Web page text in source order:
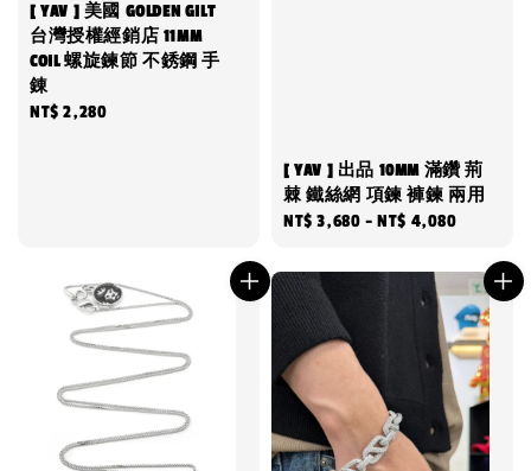
[ YAV ] 美國 GOLDEN GILT
台灣授權經銷店 11MM
COIL 螺旋鍊節 不銹鋼 手
錬
Regular
NT$ 2,280
[ YAV ] 出品 10MM 滿鑽 荊
棘 鐵絲網 項鍊 褲鍊 兩用
Regular
NT$ 3,680 -NT$ 4,080